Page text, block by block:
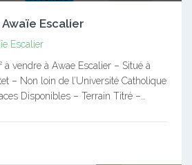
Escalier
Escalier
à vendre à Awae Escalier – Situé à
– Non loin de l’Université Catholique
Disponibles – Terrain Titré –…